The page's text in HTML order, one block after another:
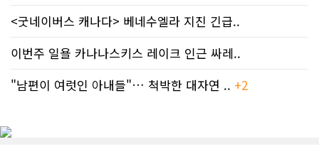
<굿네이버스 캐나다> 베네수엘라 지진 긴급..
이번주 일욜 카나나스키스 레이크 인근 싸레..
"남편이 여럿인 아내들"… 척박한 대자연 .. +2